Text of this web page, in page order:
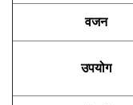
वजन
उपयोग